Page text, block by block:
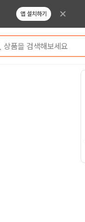
앱 설치하기
상품을 검색해보세요